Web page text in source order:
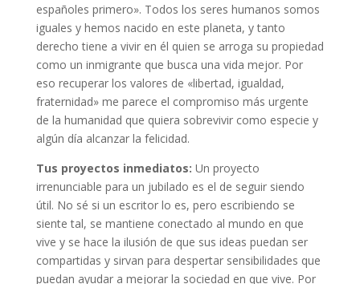
españoles primero». Todos los seres humanos somos
iguales y hemos nacido en este planeta, y tanto
derecho tiene a vivir en él quien se arroga su propiedad
como un inmigrante que busca una vida mejor. Por
eso recuperar los valores de «libertad, igualdad,
fraternidad» me parece el compromiso más urgente
de la humanidad que quiera sobrevivir como especie y
algún día alcanzar la felicidad.
Tus proyectos inmediatos: Un proyecto
irrenunciable para un jubilado es el de seguir siendo
útil. No sé si un escritor lo es, pero escribiendo se
siente tal, se mantiene conectado al mundo en que
vive y se hace la ilusión de que sus ideas puedan ser
compartidas y sirvan para despertar sensibilidades que
puedan ayudar a mejorar la sociedad en que vive. Por